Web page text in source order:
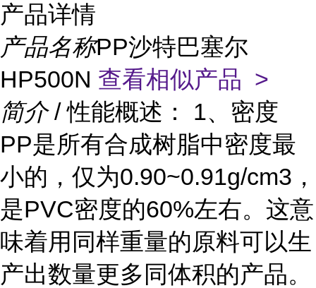
产品详情
产品名称PP沙特巴塞尔
HP500N 查看相似产品 >
简介 / 性能概述： 1、密度
PP是所有合成树脂中密度最
小的，仅为0.90~0.91g/cm3，
是PVC密度的60%左右。这意
味着用同样重量的原料可以生
产出数量更多同体积的产品。